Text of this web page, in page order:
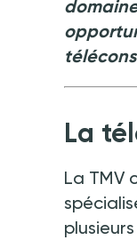
La
La TMV